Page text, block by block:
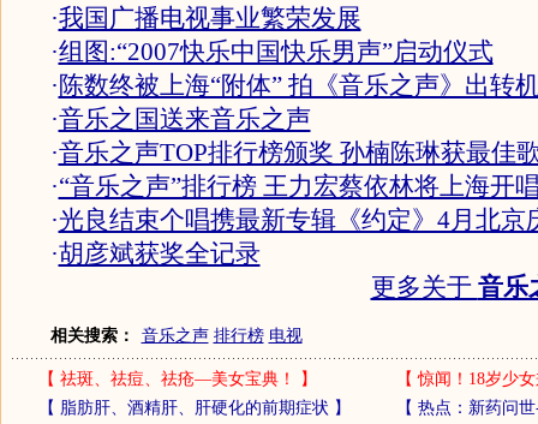
·我国广播电视事业繁荣发展
·组图:“2007快乐中国快乐男声”启动仪式
·陈数终被上海“附体” 拍《音乐之声》出转
·音乐之国送来音乐之声
·音乐之声TOP排行榜颁奖 孙楠陈琳获最佳
·“音乐之声”排行榜 王力宏蔡依林将上海开
·光良结束个唱携最新专辑《约定》4月北京
·胡彦斌获奖全记录
更多关于 音乐
相关搜索： 音乐之声 排行榜 电视
【 祛斑、祛痘、祛疮—美女宝典！ 】 【惊闻！18岁少
【 脂肪肝、酒精肝、肝硬化的前期症状 】 【 热点：新药问